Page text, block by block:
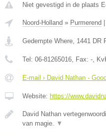
Niet gevestigd in de plaats
Noord-Holland » Purmerend
Gedempte Where, 1441 DR
Tel: 06-81265016, Fax: -,
E-mail › David Nathan -
Website: https://
David Nathan
van magie. ▼